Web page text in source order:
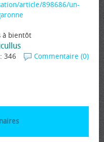
article/898686/un-
à bientôt
Commentaire (0)
346